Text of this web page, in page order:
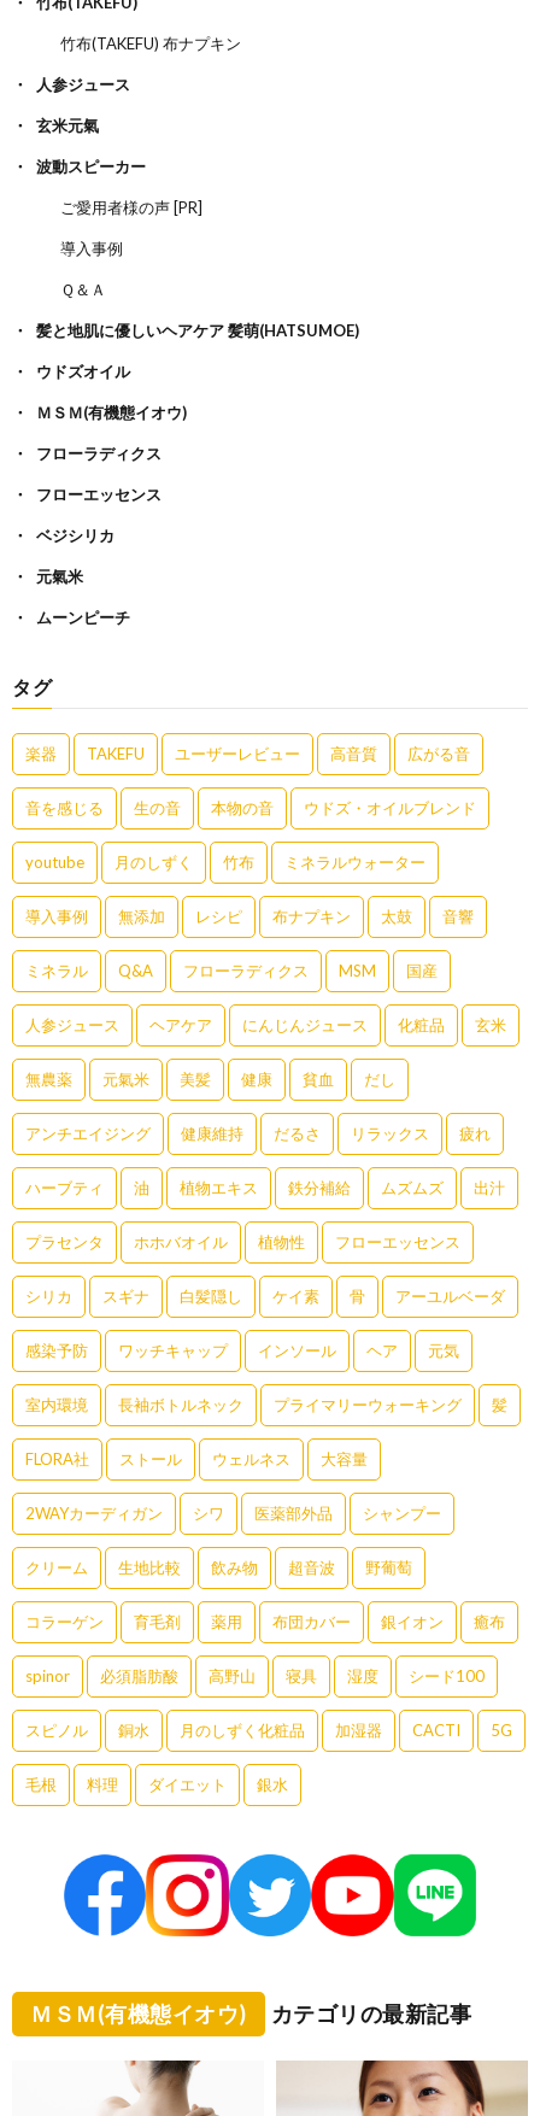
竹布(TAKEFU) 布ナプキン
人参ジュース
玄米元氣
波動スピーカー
ご愛用者様の声 [PR]
導入事例
Ｑ＆Ａ
髪と地肌に優しいヘアケア 髪萌(HATSUMOE)
ウドズオイル
ＭＳＭ(有機態イオウ)
フローラディクス
フローエッセンス
ベジシリカ
元氣米
ムーンピーチ
タグ
楽器 TAKEFU ユーザーレビュー 高音質 広がる音
音を感じる 生の音 本物の音 ウドズ・オイルブレンド
youtube 月のしずく 竹布 ミネラルウォーター
導入事例 無添加 レシピ 布ナプキン 太鼓 音響
ミネラル Q&A フローラディクス MSM 国産
人参ジュース ヘアケア にんじんジュース 化粧品 玄米
無農薬 元氣米 美髪 健康 貧血 だし
アンチエイジング 健康維持 だるさ リラックス 疲れ
ハーブティ 油 植物エキス 鉄分補給 ムズムズ 出汁
プラセンタ ホホバオイル 植物性 フローエッセンス
シリカ スギナ 白髪隠し ケイ素 骨 アーユルベーダ
感染予防 ワッチキャップ インソール ヘア 元気
室内環境 長袖ボトルネック プライマリーウォーキング 髪
FLORA社 ストール ウェルネス 大容量
2WAYカーディガン シワ 医薬部外品 シャンプー
クリーム 生地比較 飲み物 超音波 野葡萄
コラーゲン 育毛剤 薬用 布団カバー 銀イオン 癒布
spinor 必須脂肪酸 高野山 寝具 湿度 シード100
スピノル 銅水 月のしずく化粧品 加湿器 CACTI 5G
毛根 料理 ダイエット 銀水
ＭＳＭ(有機態イオウ) カテゴリの最新記事